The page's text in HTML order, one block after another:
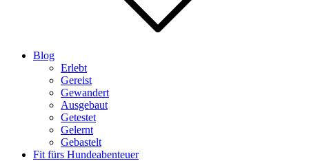
Blog
Erlebt
Gereist
Gewandert
Ausgebaut
Getestet
Gelernt
Gebastelt
Fit fürs Hundeabenteuer